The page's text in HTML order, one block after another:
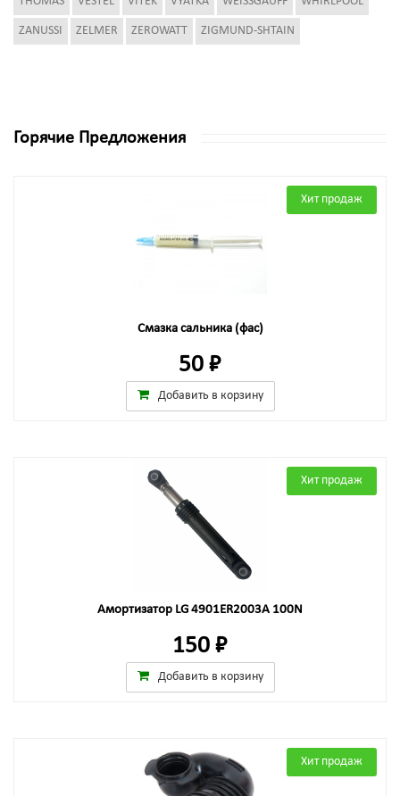
ZANUSSI ZELMER ZEROWATT ZIGMUND-SHTAIN
Горячие Предложения
Хит продаж
Смазка сальника (фас)
50 ₽
Добавить в корзину
Хит продаж
Амортизатор LG 4901ER2003A 100N
150 ₽
Добавить в корзину
Хит продаж